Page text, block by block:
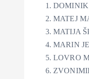
MATEJ
MATIJA
MARIN
LOVRO